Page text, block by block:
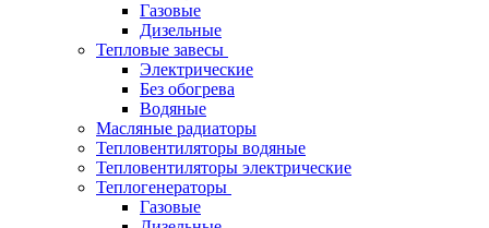
Газовые
Дизельные
Тепловые завесы
Электрические
Без обогрева
Водяные
Масляные радиаторы
Тепловентиляторы водяные
Тепловентиляторы электрические
Теплогенераторы
Газовые